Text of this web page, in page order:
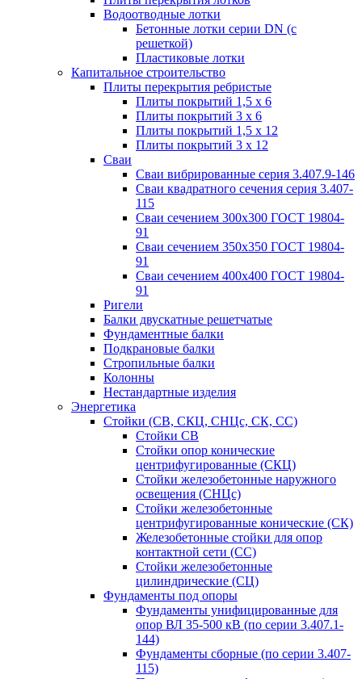
Водоотводные лотки
Бетонные лотки серии DN (с
решеткой)
Пластиковые лотки
Капитальное строительство
Плиты перекрытия ребристые
Плиты покрытий 1,5 x 6
Плиты покрытий 3 x 6
Плиты покрытий 1,5 x 12
Плиты покрытий 3 x 12
Сваи
Сваи вибрированные серия 3.407.9-146
Сваи квадратного сечения серия 3.407-
115
Сваи сечением 300х300 ГОСТ 19804-
91
Сваи сечением 350х350 ГОСТ 19804-
91
Сваи сечением 400х400 ГОСТ 19804-
91
Ригели
Балки двускатные решетчатые
Фундаментные балки
Подкрановые балки
Стропильные балки
Колонны
Нестандартные изделия
Энергетика
Стойки (СВ, СКЦ, СНЦс, СК, СС)
Стойки СВ
Стойки опор конические
центрифугированные (СКЦ)
Стойки железобетонные наружного
освещения (СНЦс)
Стойки железобетонные
центрифугированные конические (СК)
Железобетонные стойки для опор
контактной сети (СС)
Стойки железобетонные
цилиндрические (СЦ)
Фундаменты под опоры
Фундаменты унифицированные для
опор ВЛ 35-500 кВ (по серии 3.407.1-
144)
Фундаменты сборные (по серии 3.407-
115)